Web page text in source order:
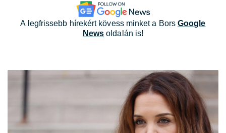
A legfrissebb hírekért kövess minket a BorsGoogle
News oldalán is!